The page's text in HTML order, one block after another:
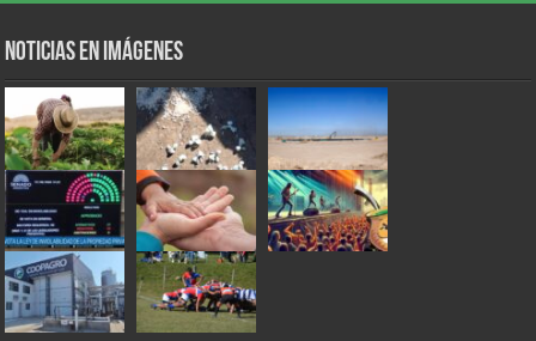
Noticias en Imágenes